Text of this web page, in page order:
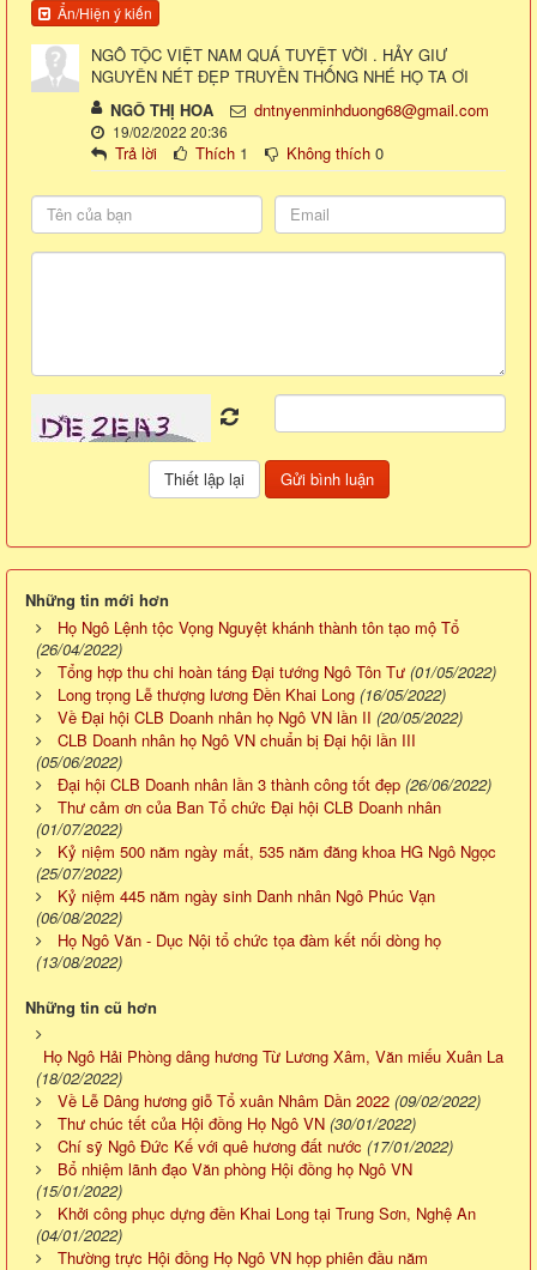
Ẩn/Hiện ý kiến
NGÔ TỘC VIỆT NAM QUÁ TUYỆT VỜI . HẢY GIƯ
NGUYÊN NÉT ĐẸP TRUYỀN THỐNG NHÉ HỌ TA ƠI
NGÔ THỊ HOA
dntnyenminhduong68@gmail.com
19/02/2022 20:36
Trả lời Thích 1 Không thích 0
Những tin mới hơn
Họ Ngô Lệnh tộc Vọng Nguyệt khánh thành tôn tạo mộ Tổ
(26/04/2022)
Tổng hợp thu chi hoàn táng Đại tướng Ngô Tôn Tư (01/05/2022)
Long trọng Lễ thượng lương Đền Khai Long (16/05/2022)
Về Đại hội CLB Doanh nhân họ Ngô VN lần II (20/05/2022)
CLB Doanh nhân họ Ngô VN chuẩn bị Đại hội lần III
(05/06/2022)
Đại hội CLB Doanh nhân lần 3 thành công tốt đẹp (26/06/2022)
Thư cảm ơn của Ban Tổ chức Đại hội CLB Doanh nhân
(01/07/2022)
Kỷ niệm 500 năm ngày mất, 535 năm đăng khoa HG Ngô Ngọc
(25/07/2022)
Kỷ niệm 445 năm ngày sinh Danh nhân Ngô Phúc Vạn
(06/08/2022)
Họ Ngô Văn - Dục Nội tổ chức tọa đàm kết nối dòng họ
(13/08/2022)
Những tin cũ hơn
Họ Ngô Hải Phòng dâng hương Từ Lương Xâm, Văn miếu Xuân La
(18/02/2022)
Về Lễ Dâng hương giỗ Tổ xuân Nhâm Dần 2022 (09/02/2022)
Thư chúc tết của Hội đồng Họ Ngô VN (30/01/2022)
Chí sỹ Ngô Đức Kế với quê hương đất nước (17/01/2022)
Bổ nhiệm lãnh đạo Văn phòng Hội đồng họ Ngô VN
(15/01/2022)
Khởi công phục dựng đền Khai Long tại Trung Sơn, Nghệ An
(04/01/2022)
Thường trực Hội đồng Họ Ngô VN họp phiên đầu năm